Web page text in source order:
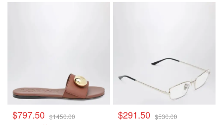
$797.50 $1450.00 $291.50 $530.00